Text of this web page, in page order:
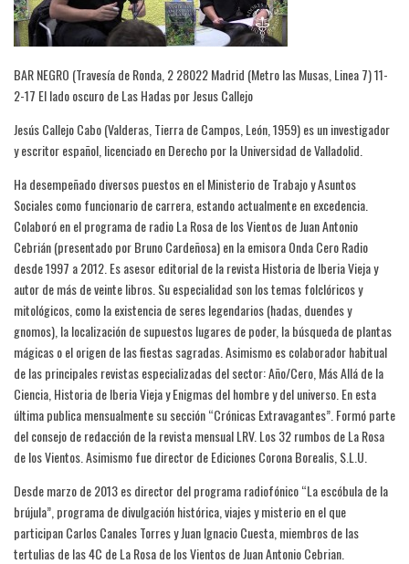
BAR NEGRO (Travesía de Ronda, 2 28022 Madrid (Metro las Musas, Linea 7) 11-
2-17 El lado oscuro de Las Hadas por Jesus Callejo
Jesús Callejo Cabo (Valderas, Tierra de Campos, León, 1959) es un investigador
y escritor español, licenciado en Derecho por la Universidad de Valladolid.
Ha desempeñado diversos puestos en el Ministerio de Trabajo y Asuntos
Sociales como funcionario de carrera, estando actualmente en excedencia.
Colaboró en el programa de radio La Rosa de los Vientos de Juan Antonio
Cebrián (presentado por Bruno Cardeñosa) en la emisora Onda Cero Radio
desde 1997 a 2012. Es asesor editorial de la revista Historia de Iberia Vieja y
autor de más de veinte libros. Su especialidad son los temas folclóricos y
mitológicos, como la existencia de seres legendarios (hadas, duendes y
gnomos), la localización de supuestos lugares de poder, la búsqueda de plantas
mágicas o el origen de las fiestas sagradas. Asimismo es colaborador habitual
de las principales revistas especializadas del sector: Año/Cero, Más Allá de la
Ciencia, Historia de Iberia Vieja y Enigmas del hombre y del universo. En esta
última publica mensualmente su sección “Crónicas Extravagantes”. Formó parte
del consejo de redacción de la revista mensual LRV. Los 32 rumbos de La Rosa
de los Vientos. Asimismo fue director de Ediciones Corona Borealis, S.L.U.
Desde marzo de 2013 es director del programa radiofónico “La escóbula de la
brújula”, programa de divulgación histórica, viajes y misterio en el que
participan Carlos Canales Torres y Juan Ignacio Cuesta, miembros de las
tertulias de las 4C de La Rosa de los Vientos de Juan Antonio Cebrian.